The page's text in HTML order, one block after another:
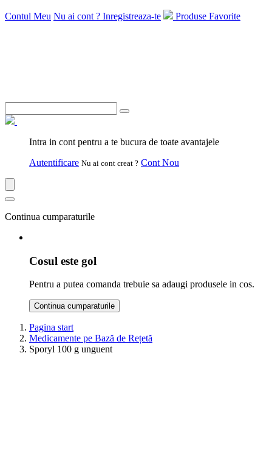
Contul Meu Nu ai cont ? Inregistreaza-te Produse Favorite
Intra in cont pentru a te bucura de toate avantajele
Autentificare Nu ai cont creat ? Cont Nou
Continua cumparaturile
Cosul este gol
Pentru a putea comanda trebuie sa adaugi produsele in cos.
Continua cumparaturile
Pagina start
Medicamente pe Bază de Rețetă
Sporyl 100 g unguent